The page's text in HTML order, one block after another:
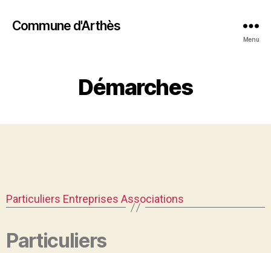
Commune d'Arthès
Menu
Démarches
Particuliers Entreprises Associations
Particuliers